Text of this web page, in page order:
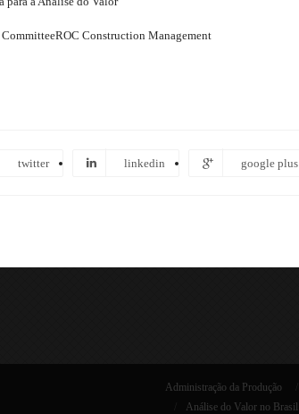
Construction Management
twitter linkedin google plus
Administração da Produção
Análise do Valor no Brasil